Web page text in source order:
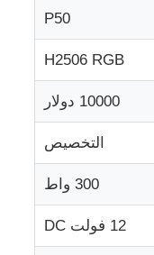
P50
H2506 RGB
10000 دولار
التخصيص
300 واط
12 فولت DC